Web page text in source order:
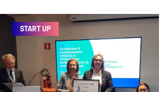
START UP